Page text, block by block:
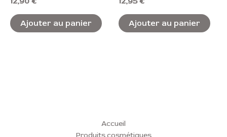
sur
5
Ajouter au panier
sur
5
Ajouter au panier
Accueil
Produits cosmétiques